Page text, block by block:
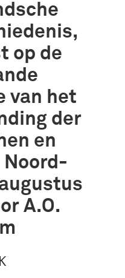
op de
van het
der
en
Noord-
A.O.